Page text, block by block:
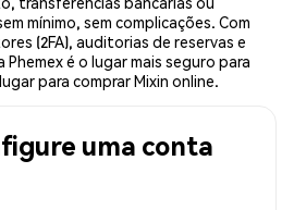
mínimo, sem complicações. Com
(2FA), auditorias de reservas e
é o lugar mais seguro para
para comprar Mixin online.
uma conta